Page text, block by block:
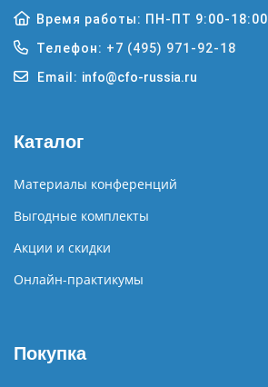
Время работы: ПН-ПТ 9:00-18:00
Телефон: +7 (495) 971-92-18
Email: info@cfo-russia.ru
Каталог
Материалы конференций
Выгодные комплекты
Акции и скидки
Онлайн-практикумы
Покупка